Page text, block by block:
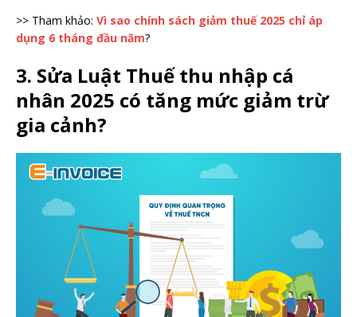
>> Tham khảo: Vì sao chính sách giảm thuế 2025 chỉ áp
dụng 6 tháng đầu năm?
3. Sửa Luật Thuế thu nhập cá
nhân 2025 có tăng mức giảm trừ
gia cảnh?